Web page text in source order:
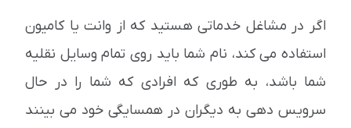
اگر در مشاغل خدماتی هستید که از وانت یا کامیون
استفاده می کند، نام شما باید روی تمام وسایل نقلیه
شما باشد، به طوری که افرادی که شما را در حال
سرویس دهی به دیگران در همسایگی خود می بینند